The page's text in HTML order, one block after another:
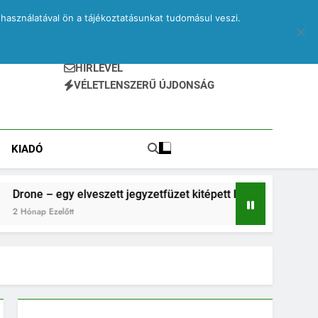
HÍRLEVÉL
VÉLETLENSZERŰ ÚJDONSÁG
KIADÓ
elveszett jegyzetfüzet kitépett lapjai
ön a tájékoztatásunkat tudomásul veszi.